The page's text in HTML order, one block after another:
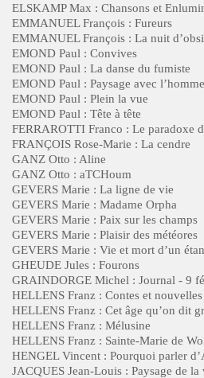
ELSKAMP Max : Chansons et
EMMANUEL François : Fureurs
EMMANUEL François : La nuit
EMOND Paul : Convives
EMOND Paul : La danse du fumiste
EMOND Paul : Paysage avec
EMOND Paul : Plein la vue
EMOND Paul : Tête à tête
FERRAROTTI Franco : Le paradoxe
FRANÇOIS Rose-Marie : La cendre
GANZ Otto : Aline
GANZ Otto : aTCHoum
GEVERS Marie : La ligne de vie
GEVERS Marie : Madame Orpha
GEVERS Marie : Paix sur les champs
GEVERS Marie : Plaisir des météores
GEVERS Marie : Vie et mort d’un
GHEUDE Jules : Fourons
GRAINDORGE Michel : Journal - 9
HELLENS Franz : Contes et
HELLENS Franz : Cet âge qu’on dit
HELLENS Franz : Mélusine
HELLENS Franz : Sainte-Marie de
HENGEL Vincent : Pourquoi parler
JACQUES Jean-Louis : Paysage de